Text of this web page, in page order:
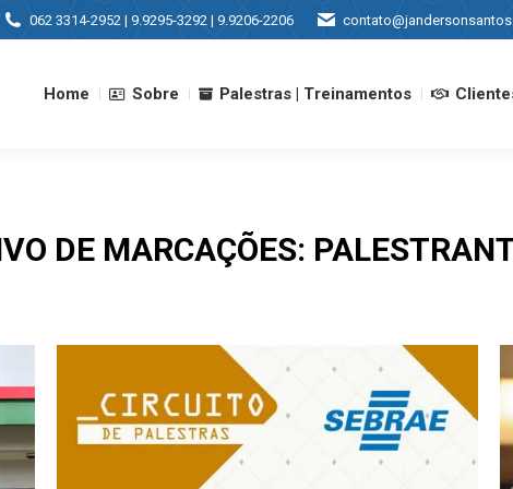
062 3314-2952 | 9.9295-3292 | 9.9206-2206
Home Sobre Palestras | Treinamentos
DE MARCAÇÕES:
Palestras | Treinamentos